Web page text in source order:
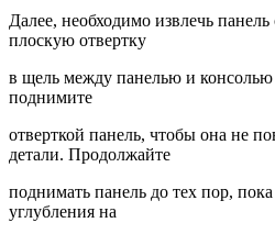
Далее, необходимо извлечь
плоскую отвертку
в щель между панелью и
поднимите
отверткой панель, чтобы она не
детали. Продолжайте
поднимать панель до тех пор,
углубления на